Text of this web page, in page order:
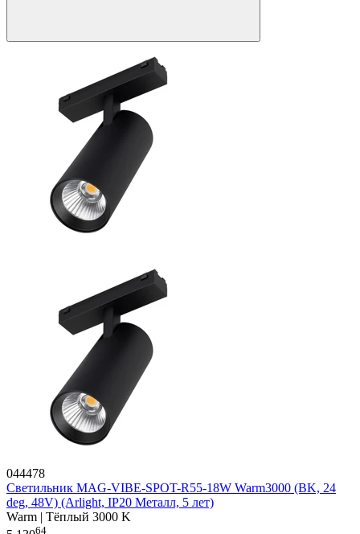
044478
Светильник MAG-VIBE-SPOT-R55-18W Warm3000 (BK, 24
deg, 48V) (Arlight, IP20 Металл, 5 лет)
Warm | Тёплый 3000 K
64